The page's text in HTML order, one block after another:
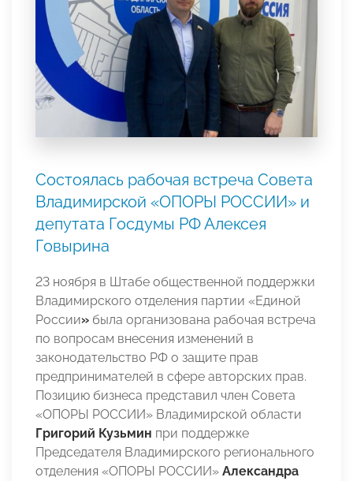
Состоялась рабочая встреча Совета
Владимирской «ОПОРЫ РОССИИ» и
депутата Госдумы РФ Алексея
Говырина
23 ноября в Штабе общественной поддержки
Владимирского отделения партии «Единой
России» была организована рабочая встреча
по вопросам внесения изменений в
законодательство РФ о защите прав
предпринимателей в сфере авторских прав.
Позицию бизнеса представил член Совета
«ОПОРЫ РОССИИ» Владимирской области
Григорий Кузьмин при поддержке
Председателя Владимирского регионального
отделения «ОПОРЫ РОССИИ» Александра